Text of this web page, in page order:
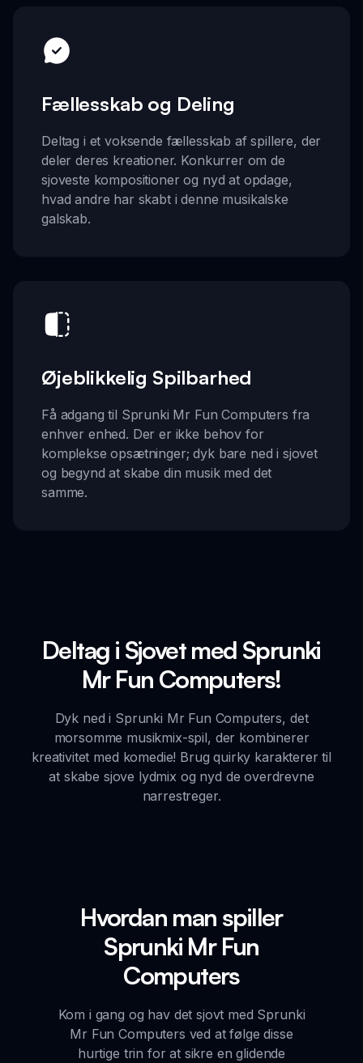
Fællesskab og Deling
Deltag i et voksende fællesskab af spillere, der
deler deres kreationer. Konkurrer om de
sjoveste kompositioner og nyd at opdage,
hvad andre har skabt i denne musikalske
galskab.
Øjeblikkelig Spilbarhed
Få adgang til Sprunki Mr Fun Computers fra
enhver enhed. Der er ikke behov for
komplekse opsætninger; dyk bare ned i sjovet
og begynd at skabe din musik med det
samme.
Deltag i Sjovet med Sprunki
Mr Fun Computers!
Dyk ned i Sprunki Mr Fun Computers, det
morsomme musikmix-spil, der kombinerer
kreativitet med komedie! Brug quirky karakterer til
at skabe sjove lydmix og nyd de overdrevne
narrestreger.
Hvordan man spiller
Sprunki Mr Fun
Computers
Kom i gang og hav det sjovt med Sprunki
Mr Fun Computers ved at følge disse
hurtige trin for at sikre en glidende